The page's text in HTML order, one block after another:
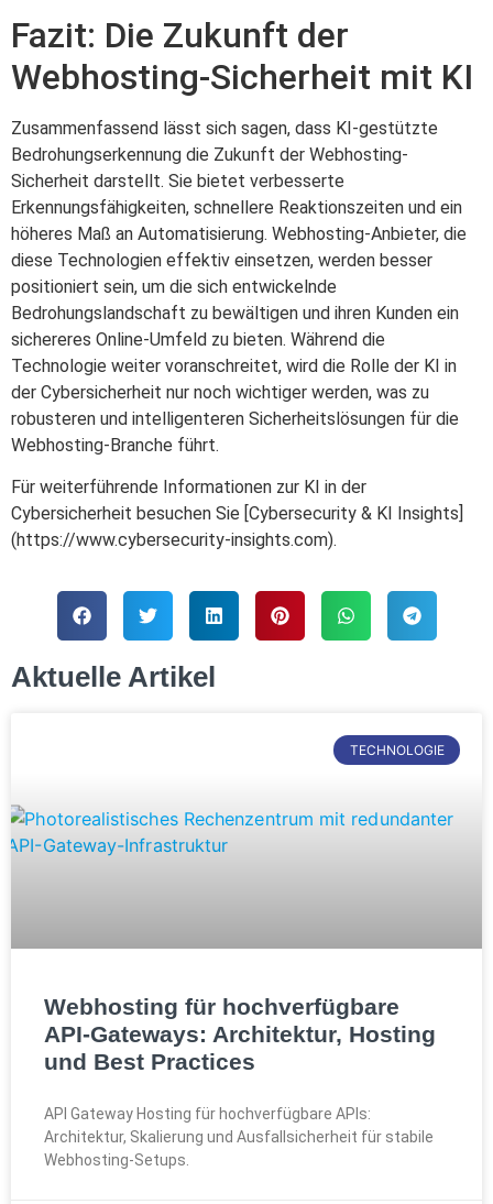
Fazit: Die Zukunft der
Webhosting-Sicherheit mit KI
Zusammenfassend lässt sich sagen, dass KI-gestützte
Bedrohungserkennung die Zukunft der Webhosting-
Sicherheit darstellt. Sie bietet verbesserte
Erkennungsfähigkeiten, schnellere Reaktionszeiten und ein
höheres Maß an Automatisierung. Webhosting-Anbieter, die
diese Technologien effektiv einsetzen, werden besser
positioniert sein, um die sich entwickelnde
Bedrohungslandschaft zu bewältigen und ihren Kunden ein
sichereres Online-Umfeld zu bieten. Während die
Technologie weiter voranschreitet, wird die Rolle der KI in
der Cybersicherheit nur noch wichtiger werden, was zu
robusteren und intelligenteren Sicherheitslösungen für die
Webhosting-Branche führt.
Für weiterführende Informationen zur KI in der
Cybersicherheit besuchen Sie [Cybersecurity & KI Insights]
(https://www.cybersecurity-insights.com).
Aktuelle Artikel
TECHNOLOGIE
Webhosting für hochverfügbare
API-Gateways: Architektur, Hosting
und Best Practices
API Gateway Hosting für hochverfügbare APIs:
Architektur, Skalierung und Ausfallsicherheit für stabile
Webhosting-Setups.